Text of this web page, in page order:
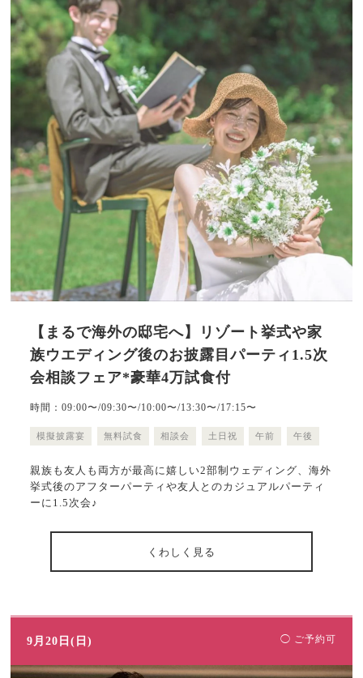
【まるで海外の邸宅へ】リゾート挙式や家
族ウエディング後のお披露目パーティ1.5次
会相談フェア*豪華4万試食付
時間：09:00〜/09:30〜/10:00〜/13:30〜/17:15〜
模擬披露宴 無料試食 相談会 土日祝 午前 午後
親族も友人も両方が最高に嬉しい2部制ウェディング、海外
挙式後のアフターパーティや友人とのカジュアルパーティ
ーに1.5次会♪
くわしく見る
9月20日(日) ◯ ご予約可